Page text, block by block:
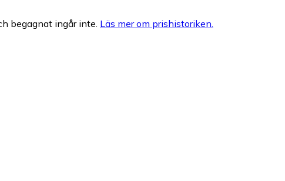
begagnat ingår inte. Läs mer om prishistoriken.